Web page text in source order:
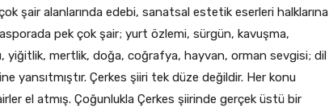
şair alanlarında edebi, sanatsal estetik eserleri halklarına
pek çok şair; yurt özlemi, sürgün, kavuşma,
yiğitlik, mertlik, doğa, coğrafya, hayvan, orman sevgisi; dil
yansıtmıştır. Çerkes şiiri tek düze değildir. Her konu
el atmış. Çoğunlukla Çerkes şiirinde gerçek üstü bir